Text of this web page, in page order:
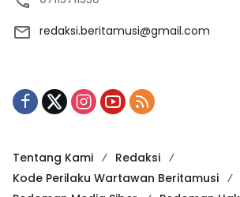
redaksi.beritamusi@gmail.com
Tentang Kami
Redaksi
Kode Perilaku Wartawan Beritamusi